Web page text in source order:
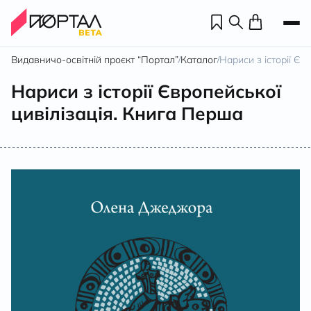
Видавничо-освітній проєкт “Портал”/Каталог/Нариси з історії
Нариси з історії Європейської
цивілізація. Книга Перша